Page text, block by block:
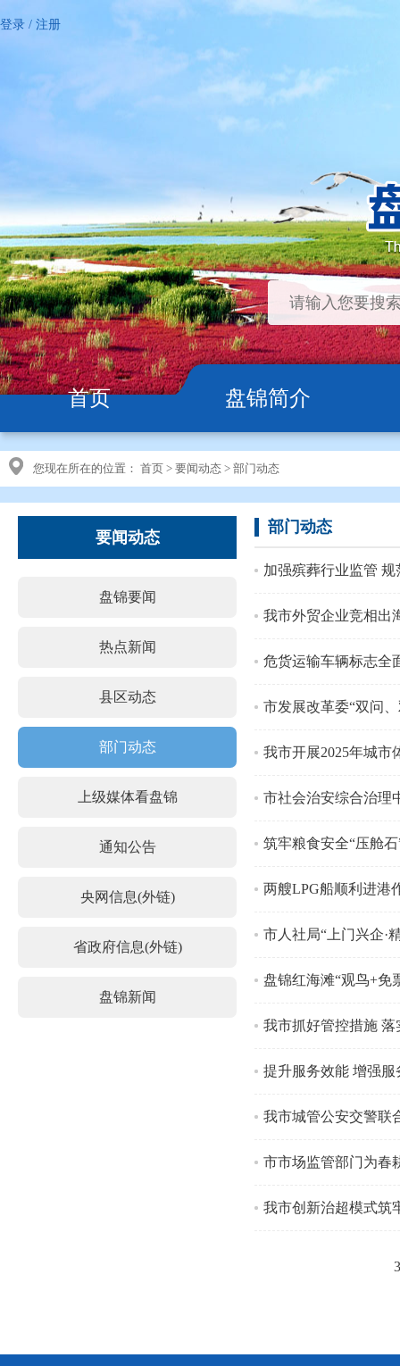
登录 / 注册
首页 盘锦简介
您现在所在的位置： 首页 > 要闻动态 > 部门动态
要闻动态
盘锦要闻
热点新闻
县区动态
部门动态
上级媒体看盘锦
通知公告
央网信息(外链)
省政府信息(外链)
盘锦新闻
部门动态
加强殡葬行业监管
我市外贸企业竞相出
危货运输车辆标志全
市发展改革委“双问
我市开展2025年城市
市社会治安综合治理
筑牢粮食安全“压舱
两艘LPG船顺利进港
市人社局“上门兴企·
盘锦红海滩“观鸟+免
我市抓好管控措施
提升服务效能 增强服
我市城管公安交警联
市市场监管部门为春
我市创新治超模式筑